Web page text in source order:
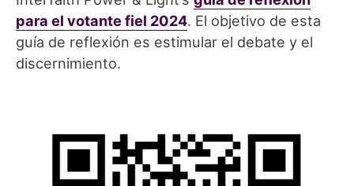
para el votante fiel 2024. El objetivo de esta
guía de reflexión es estimular el debate y el
discernimiento.